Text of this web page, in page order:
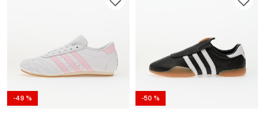
-49 % -50 %